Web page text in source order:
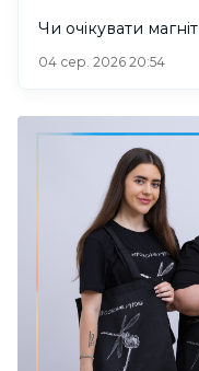
Чи очікувати
04 сер. 2026 20:54